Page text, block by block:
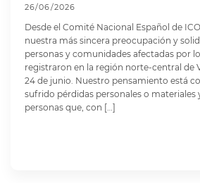
26/06/2026
Desde el Comité Nacional Español de
nuestra más sincera preocupación y
personas y comunidades afectadas por
registraron en la región norte-central de
24 de junio. Nuestro pensamiento está
sufrido pérdidas personales o materiales
personas que, con […]